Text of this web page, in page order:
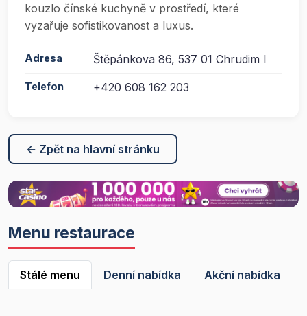
kouzlo čínské kuchyně v prostředí, které
vyzařuje sofistikovanost a luxus.
Adresa Štěpánkova 86, 537 01 Chrudim I
Telefon +420 608 162 203
← Zpět na hlavní stránku
Menu restaurace
Stálé menu Denní nabídka Akční nabídka